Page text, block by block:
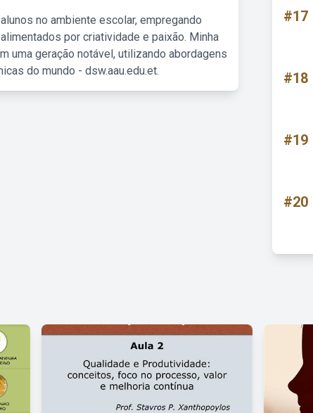
no ambiente escolar, empregando
por criatividade e paixão. Minha
uma geração notável, utilizando abordagens
do mundo - dsw.aau.edu.et.
#17
#18
#19
#20